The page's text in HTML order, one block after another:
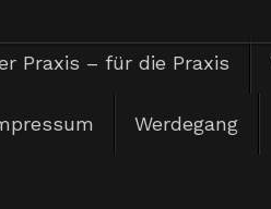
Praxis – für die Praxis
Werdegang